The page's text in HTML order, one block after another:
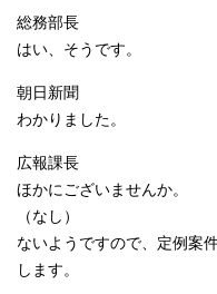
総務部長
はい、そうです。
朝日新聞
わかりました。
広報課長
ほかにございませんか。
（なし）
ないようですので、定例案
します。